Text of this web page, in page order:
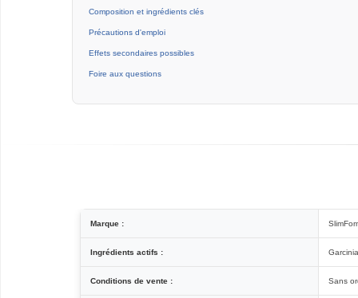
Composition et ingrédients clés
Précautions d'emploi
Effets secondaires possibles
Foire aux questions
Marque :
Ingrédients actifs :
Conditions de vente : Sans